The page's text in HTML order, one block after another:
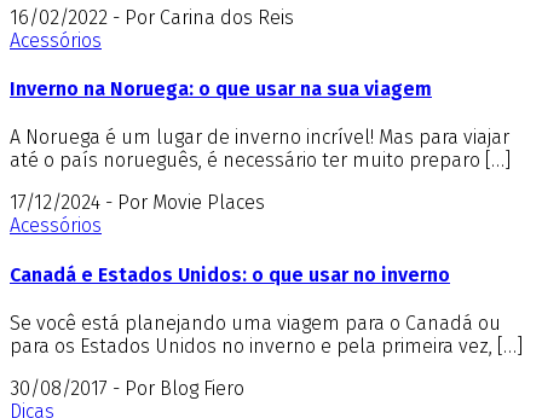
16/02/2022 - Por Carina dos Reis
Acessórios
Inverno na Noruega: o que usar na sua viagem
A Noruega é um lugar de inverno incrível! Mas para viajar
até o país norueguês, é necessário ter muito preparo […]
17/12/2024 - Por Movie Places
Acessórios
Canadá e Estados Unidos: o que usar no inverno
Se você está planejando uma viagem para o Canadá ou
para os Estados Unidos no inverno e pela primeira vez, […]
30/08/2017 - Por Blog Fiero
Dicas